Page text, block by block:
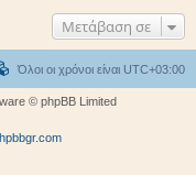
η
Μετάβαση σε
Όλοι οι χρόνοι είναι UTC+03:00
© phpBB Limited